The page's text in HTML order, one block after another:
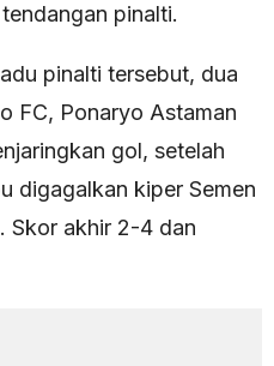
pinalti.
pinalti tersebut, dua
FC, Ponaryo Astaman
gol, setelah
digagalkan kiper Semen
Skor akhir 2-4 dan